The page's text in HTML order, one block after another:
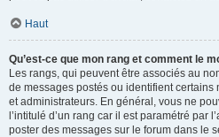
Haut
Qu’est-ce que mon rang et comment le
Les rangs, qui peuvent être associés au
de messages postés ou identifient
et administrateurs. En général, vous ne
l’intitulé d’un rang car il est paramétré par
poster des messages sur le forum dans le